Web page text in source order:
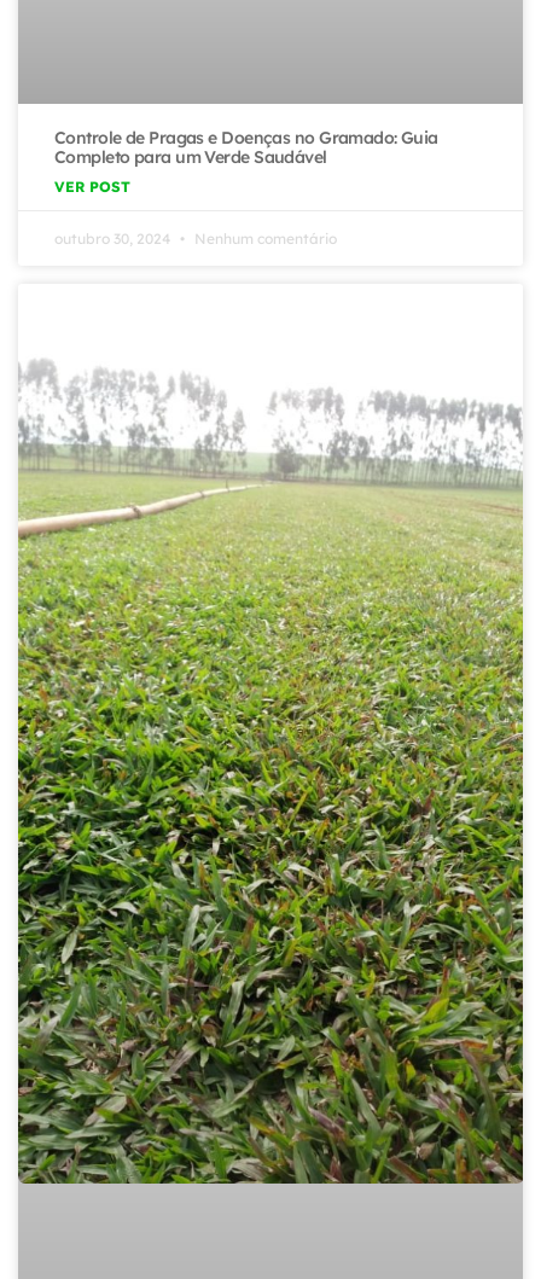
Controle de Pragas e Doenças no Gramado: Guia
Completo para um Verde Saudável
VER POST
outubro 30, 2024 Nenhum comentário